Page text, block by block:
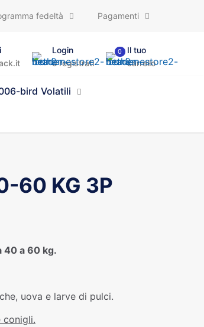
fedeltà Pagamenti
Login
o registrati
0
Il tuo
carrello
Volatili
60 KG 3P
40 a 60 kg.
uova e larve di pulci.
conigli.